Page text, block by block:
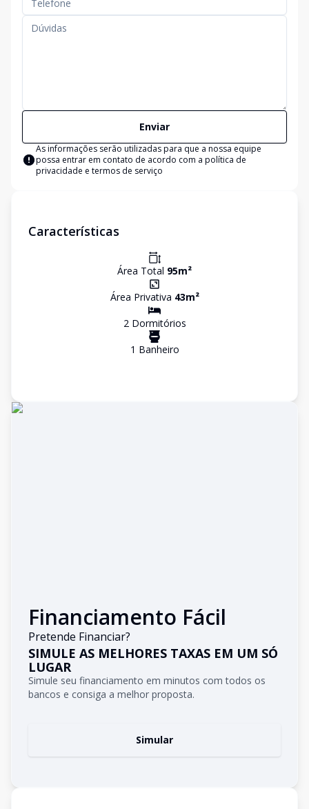
Enviar
As informações serão utilizadas para que a nossa equipe
possa entrar em contato de acordo com a política de
privacidade e termos de serviço
Características
Área Total 95m²
Área Privativa 43m²
2Dormitórios
1 Banheiro
Financiamento Fácil
Pretende Financiar?
SIMULE AS MELHORES TAXAS EM UM SÓ
LUGAR
Simule seu financiamento em minutos com todos os
bancos e consiga a melhor proposta.
Simular